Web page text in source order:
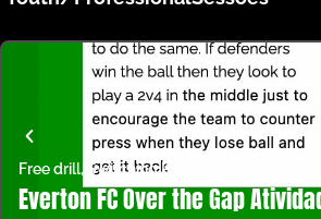
Free drill, Switching Play
Everton FC Over the Gap